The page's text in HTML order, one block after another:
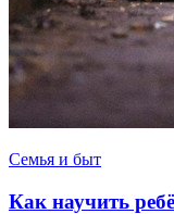
Семья и быт
Как научить